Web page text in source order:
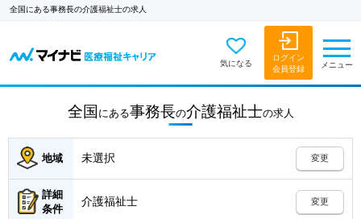
全国にある事務長の介護福祉士の求人
気になる
ログイン
会員登録
メニュー
全国 にある事務長の介護福祉士の求人
地域 未選択 変更
詳細
条件
介護福祉士 変更